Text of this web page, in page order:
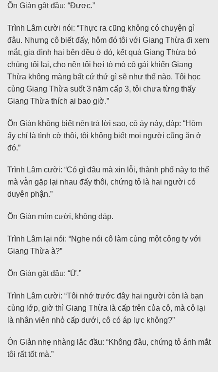
Ôn Giản gật đầu: “Được.”
Trình Lâm cười nói: “Thực ra cũng không có chuyện gì
đâu. Nhưng cô biết đấy, hôm đó tôi với Giang Thừa đi xem
mắt, gia đình hai bên đều ở đó, kết quả Giang Thừa bỏ
chúng tôi lại, cho nên tôi hơi tò mò cô gái khiến Giang
Thừa không màng bất cứ thứ gì sẽ như thế nào. Tôi học
cùng Giang Thừa suốt 3 năm cấp 3, tôi chưa từng thấy
Giang Thừa thích ai bao giờ.”
Ôn Giản không biết nên trả lời sao, cô áy náy, đáp: “Hôm
ấy chỉ là tình cờ thôi, tôi không biết mọi người cũng ăn ở
đó.”
Trình Lâm cười: “Có gì đâu mà xin lỗi, thành phố này to thế
mà vẫn gặp lại nhau đấy thôi, chứng tỏ là hai người có
duyên phận.”
Ôn Giản mỉm cười, không đáp.
Trình Lâm lại nói: “Nghe nói cô làm cùng một công ty với
Giang Thừa à?”
Ôn Giản gật đầu: “Ừ.”
Trình Lâm cười: “Tôi nhớ trước đây hai người còn là bạn
cùng lớp, giờ thì Giang Thừa là cấp trên của cô, mà cô lại
là nhân viên nhỏ cấp dưới, cô có áp lực không?”
Ôn Giản nhẹ nhàng lắc đầu: “Không đâu, chứng tỏ ánh mắt
tôi rất tốt mà.”